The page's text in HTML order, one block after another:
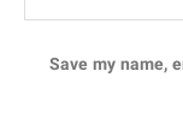
Save my name,